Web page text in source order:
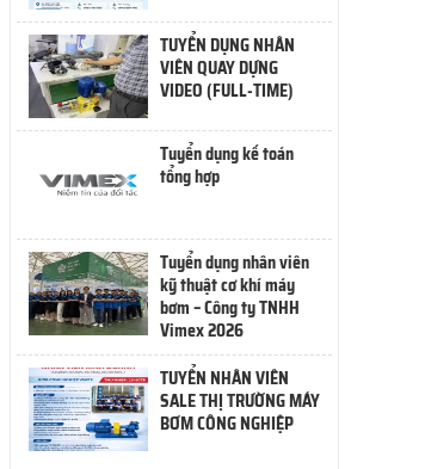
TUYỂN DỤNG NHÂN
VIÊN QUAY DỰNG
VIDEO (FULL-TIME)
Tuyển dụng kế toán
tổng hợp
Tuyển dụng nhân viên
kỹ thuật cơ khí máy
bơm – Công ty TNHH
Vimex 2026
TUYỂN NHÂN VIÊN
SALE THỊ TRƯỜNG MÁY
BƠM CÔNG NGHIỆP